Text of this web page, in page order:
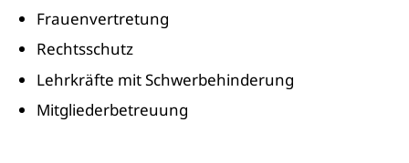
Frauenvertretung
Rechtsschutz
Lehrkräfte mit Schwerbehinderung
Mitgliederbetreuung